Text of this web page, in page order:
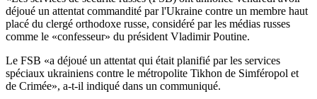
déjoué un attentat commandité par l'Ukraine contre un membre haut
placé du clergé orthodoxe russe, considéré par les médias russes
comme le «confesseur» du président Vladimir Poutine.
Le FSB «a déjoué un attentat qui était planifié par les services
spéciaux ukrainiens contre le métropolite Tikhon de Simféropol et
de Crimée», a-t-il indiqué dans un communiqué.